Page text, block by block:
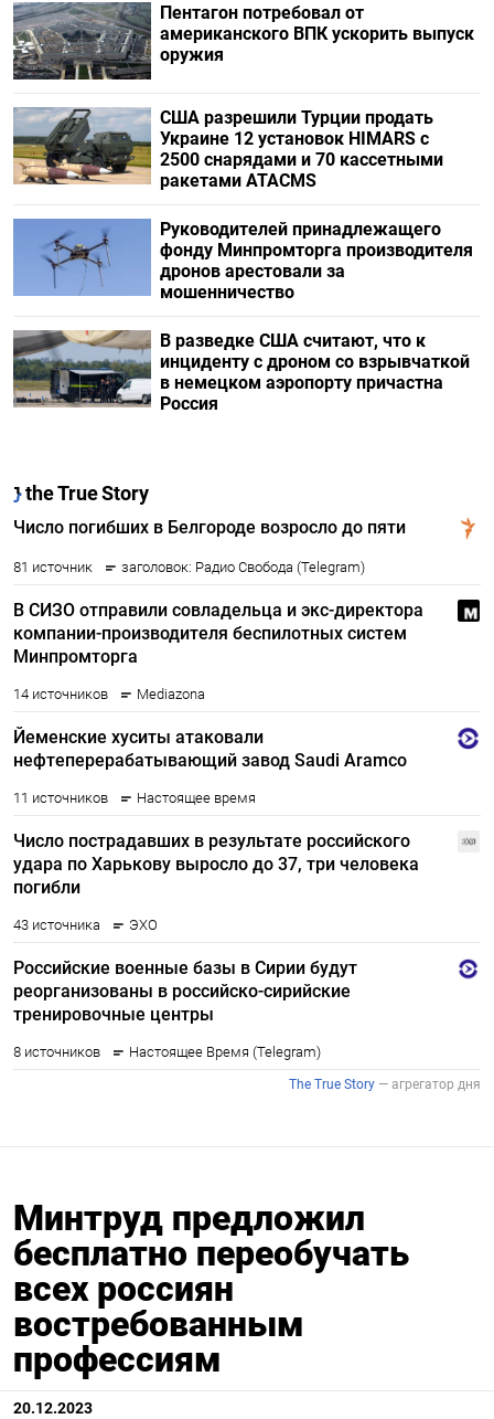
Пентагон потребовал от
американского ВПК ускорить выпуск
оружия
США разрешили Турции продать
Украине 12 установок HIMARS с
2500 снарядами и 70 кассетными
ракетами ATACMS
Руководителей принадлежащего
фонду Минпромторга производителя
дронов арестовали за
мошенничество
В разведке США считают, что к
инциденту с дроном со взрывчаткой
в немецком аэропорту причастна
Россия
Минтруд предложил
бесплатно переобучать
всех россиян
востребованным
профессиям
20.12.2023